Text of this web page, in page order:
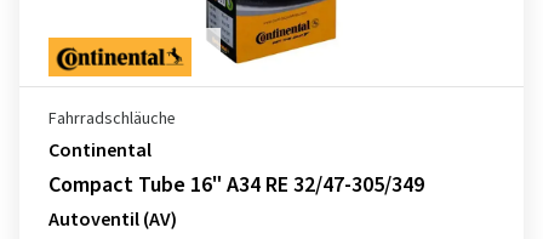
Fahrradschläuche
Continental
Compact Tube 16" A34 RE 32/47-305/349
Autoventil (AV)